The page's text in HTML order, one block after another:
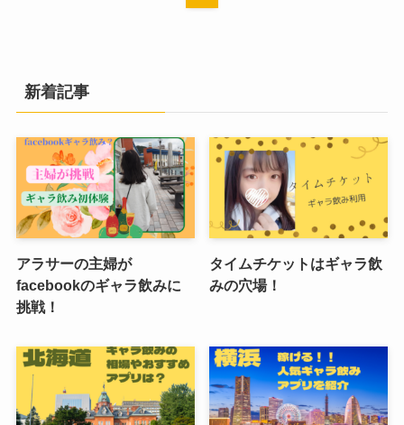
新着記事
アラサーの主婦が
facebookのギャラ飲みに
挑戦！
タイムチケットはギャラ飲
みの穴場！